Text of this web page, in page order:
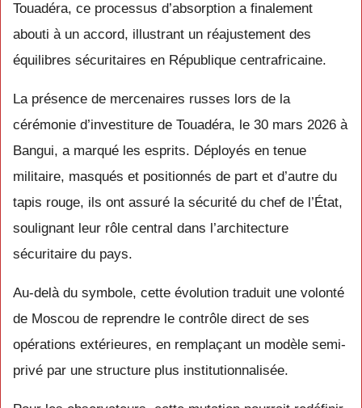
Touadéra, ce processus d’absorption a finalement
abouti à un accord, illustrant un réajustement des
équilibres sécuritaires en République centrafricaine.
La présence de mercenaires russes lors de la
cérémonie d’investiture de Touadéra, le 30 mars 2026 à
Bangui, a marqué les esprits. Déployés en tenue
militaire, masqués et positionnés de part et d’autre du
tapis rouge, ils ont assuré la sécurité du chef de l’État,
soulignant leur rôle central dans l’architecture
sécuritaire du pays.
Au-delà du symbole, cette évolution traduit une volonté
de Moscou de reprendre le contrôle direct de ses
opérations extérieures, en remplaçant un modèle semi-
privé par une structure plus institutionnalisée.